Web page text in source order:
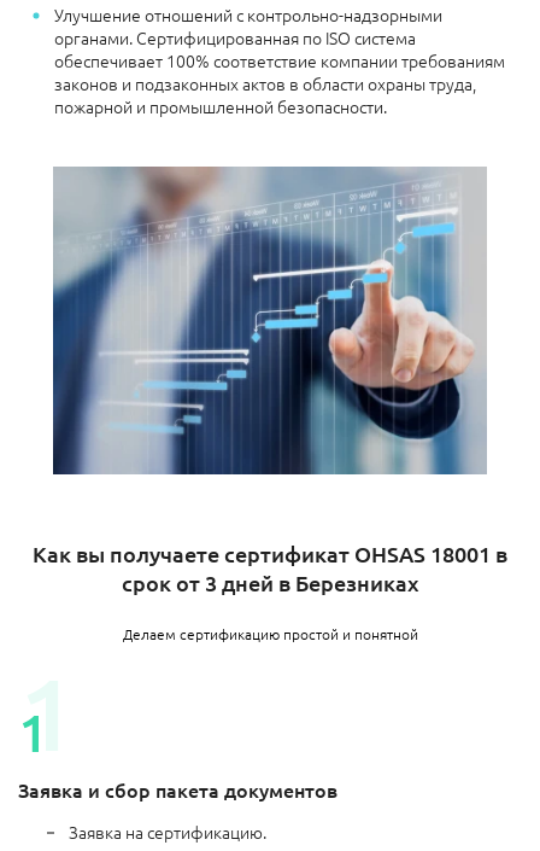
Улучшение отношений с контрольно-надзорными
органами. Сертифицированная по ISO система
обеспечивает 100% соответствие компании требованиям
законов и подзаконных актов в области охраны труда,
пожарной и промышленной безопасности.
Как вы получаете сертификат OHSAS 18001 в
срок от 3 дней в Березниках
Делаем сертификацию простой и понятной
Заявка и сбор пакета документов
Заявка на сертификацию.